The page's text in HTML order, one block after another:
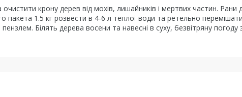
крону дерев від мохів, лишайників і мертвих частин.
пакета 1.5 кг розвести в 4-6 л теплої води та ретельно
Білять дерева восени та навесні в суху, безвітряну